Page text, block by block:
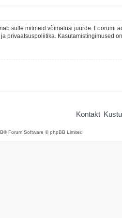
sulle mitmeid võimalusi juurde. Foorumi
Kasutamistingimused
Kontakt
Forum Software © phpBB Limited